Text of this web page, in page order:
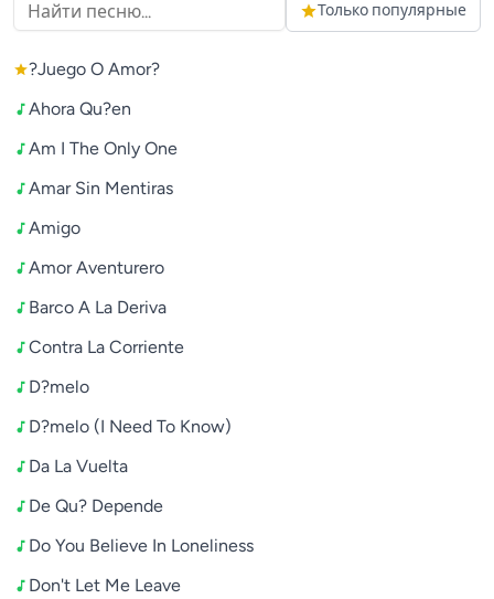
Только популярные
?Juego O Amor?
Ahora Qu?en
Am I The Only One
Amar Sin Mentiras
Amigo
Amor Aventurero
Barco A La Deriva
Contra La Corriente
D?melo
D?melo (I Need To Know)
Da La Vuelta
De Qu? Depende
Do You Believe In Loneliness
Don't Let Me Leave